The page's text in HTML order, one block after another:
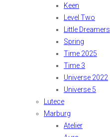
Keen
Level Two
Little Dreamers
Spring
Time 2025
Time 3
Universe 2022
Universe 5
Lutece
Marburg
Atelier